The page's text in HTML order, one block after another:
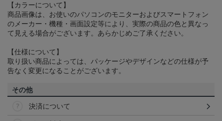
【カラーについて】
商品画像は、お使いのパソコンのモニターおよびスマートフォン
のメーカー・機種・画面設定等により、実際の商品の色と異なっ
て見える場合がございます。あらかじめご了承ください。
【仕様について】
取り扱い商品によっては、パッケージやデザインなどの仕様が予
告なく変更になることがございます。
その他
決済について